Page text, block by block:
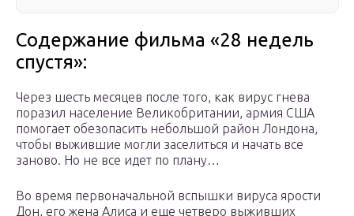
Содержание фильма «28 недель
спустя»:
Через шесть месяцев после того, как вирус гнева
поразил население Великобритании, армия США
помогает обезопасить небольшой район Лондона,
чтобы выжившие могли заселиться и начать все
заново. Но не все идет по плану…
Во время первоначальной вспышки вируса ярости
Дон, его жена Алиса и еще четверо выживших